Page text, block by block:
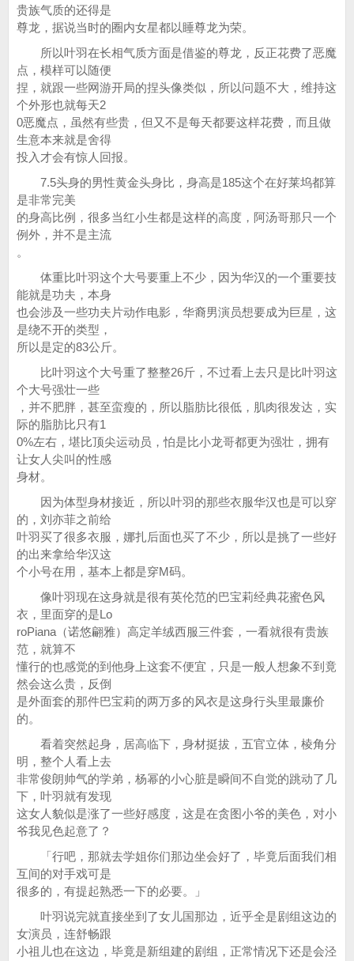
贵族气质的还得是
尊龙，据说当时的圈内女星都以睡尊龙为荣。
所以叶羽在长相气质方面是借鉴的尊龙，反正花费了恶魔
点，模样可以随便
捏，就跟一些网游开局的捏头像类似，所以问题不大，维持这
个外形也就每天2
0恶魔点，虽然有些贵，但又不是每天都要这样花费，而且做
生意本来就是舍得
投入才会有惊人回报。
7.5头身的男性黄金头身比，身高是185这个在好莱坞都算
是非常完美
的身高比例，很多当红小生都是这样的高度，阿汤哥那只一个
例外，并不是主流
。
体重比叶羽这个大号要重上不少，因为华汉的一个重要技
能就是功夫，本身
也会涉及一些功夫片动作电影，华裔男演员想要成为巨星，这
是绕不开的类型，
所以是定的83公斤。
比叶羽这个大号重了整整26斤，不过看上去只是比叶羽这
个大号强壮一些
，并不肥胖，甚至蛮瘦的，所以脂肪比很低，肌肉很发达，实
际的脂肪比只有1
0%左右，堪比顶尖运动员，怕是比小龙哥都更为强壮，拥有
让女人尖叫的性感
身材。
因为体型身材接近，所以叶羽的那些衣服华汉也是可以穿
的，刘亦菲之前给
叶羽买了很多衣服，娜扎后面也买了不少，所以是挑了一些好
的出来拿给华汉这
个小号在用，基本上都是穿M码。
像叶羽现在这身就是很有英伦范的巴宝莉经典花蜜色风
衣，里面穿的是Lo
roPiana（诺悠翩雅）高定羊绒西服三件套，一看就很有贵族
范，就算不
懂行的也感觉的到他身上这套不便宜，只是一般人想象不到竟
然会这么贵，反倒
是外面套的那件巴宝莉的两万多的风衣是这身行头里最廉价
的。
看着突然起身，居高临下，身材挺拔，五官立体，棱角分
明，整个人看上去
非常俊朗帅气的学弟，杨幂的小心脏是瞬间不自觉的跳动了几
下，叶羽就有发现
这女人貌似是涨了一些好感度，这是在贪图小爷的美色，对小
爷我见色起意了？
「行吧，那就去学姐你们那边坐会好了，毕竟后面我们相
互间的对手戏可是
很多的，有提起熟悉一下的必要。」
叶羽说完就直接坐到了女儿国那边，近乎全是剧组这边的
女演员，连舒畅跟
小祖儿也在这边，毕竟是新组建的剧组，正常情况下还是会泾